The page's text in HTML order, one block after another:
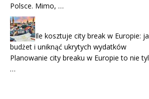
Polsce. Mimo, …
Ile kosztuje city break w Europie:
budżet i uniknąć ukrytych wydatków
Planowanie city breaku w Europie to nie
…